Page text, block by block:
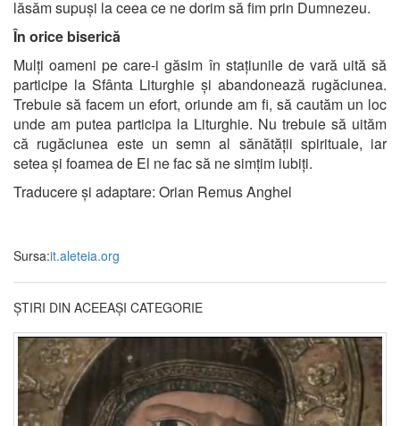
lăsăm supuși la ceea ce ne dorim să fim prin Dumnezeu.
În orice biserică
Mulți oameni pe care-i găsim în stațiunile de vară uită să
participe la Sfânta Liturghie și abandonează rugăciunea.
Trebuie să facem un efort, oriunde am fi, să cautăm un loc
unde am putea participa la Liturghie. Nu trebuie să uităm
că rugăciunea este un semn al sănătății spirituale, iar
setea și foamea de El ne fac să ne simțim iubiți.
Traducere și adaptare: Orian Remus Anghel
Sursa:it.aleteia.org
ȘTIRI DIN ACEEAȘI CATEGORIE